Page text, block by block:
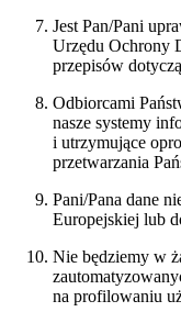
Jest Pan/Pani
Urzędu Ochrony
przepisów
Odbiorcami
nasze systemy
i utrzymujące
przetwarzania
Pani/Pana dane
Europejskiej lub
Nie będziemy w
na profilowaniu